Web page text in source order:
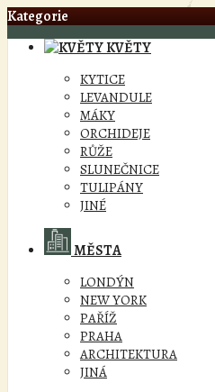
Kategorie
KVĚTY
KYTICE
LEVANDULE
MÁKY
ORCHIDEJE
RŮŽE
SLUNEČNICE
TULIPÁNY
JINÉ
MĚSTA
LONDÝN
NEW YORK
PAŘÍŽ
PRAHA
ARCHITEKTURA
JINÁ